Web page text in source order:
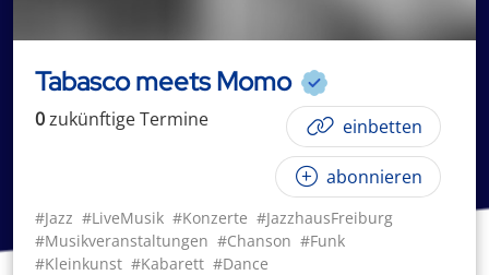
Tabasco meets Momo
0zukünftigeTermine einbetten
abonnieren
#Jazz #LiveMusik #Konzerte #JazzhausFreiburg
#Musikveranstaltungen #Chanson #Funk
#Kleinkunst #Kabarett #Dance